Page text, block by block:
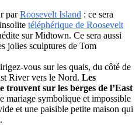
parRoosevelt Island : ce sera
téléphérique de Roosevelt
sur Midtown. Ce sera aussi
jolies sculptures de Tom
vous sur les quais, du côté de
River vers le Nord. Les
trouvent sur les berges de l’East
mariage symbolique et impossible
et une paisible petite maison qui